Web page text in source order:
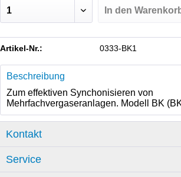
In den
Artikel-Nr.: 0333-BK1
Beschreibung
Zum effektiven Synchonisieren von
Mehrfachvergaseranlagen. Modell BK
Kontakt
Service